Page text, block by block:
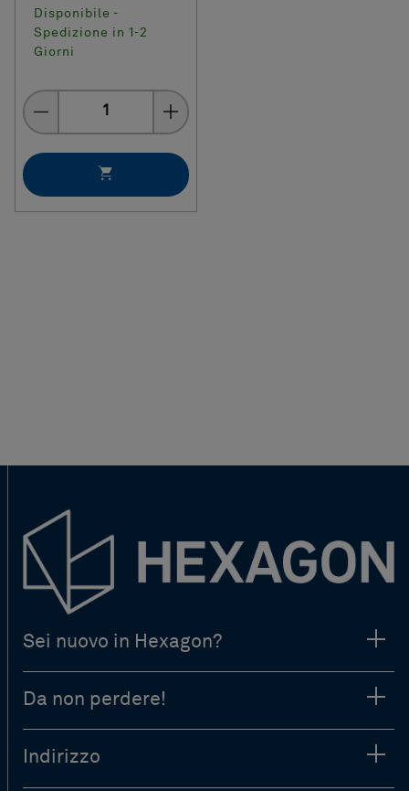
Disponibile -
Spedizione in 1-2
Giorni
Quantity
Sei nuovo in Hexagon?
Da non perdere!
Indirizzo